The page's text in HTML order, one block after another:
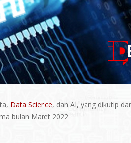
Data Science, dan AI, yang dikutip
bulan Maret 2022